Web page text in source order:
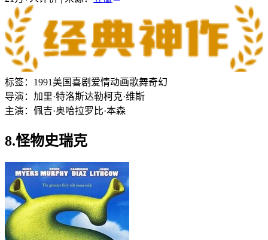
标签： 1991美国喜剧 爱情动画歌舞奇幻
导演： 加里·特洛斯达勒柯克·维斯
主演： 佩吉·奥哈拉罗比·本森
8.怪物史瑞克